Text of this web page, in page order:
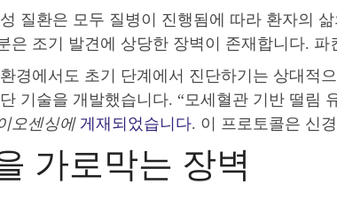
질환은 모두 질병이 진행됨에 따라 환자의
조기 발견에 상당한 장벽이 존재합니다. 파
에서도 초기 단계에서 진단하기는 상대적
기술을 개발했습니다. “모세혈관 기반 떨림
오센싱에 게재되었습니다. 이 프로토콜은 신
가로막는 장벽